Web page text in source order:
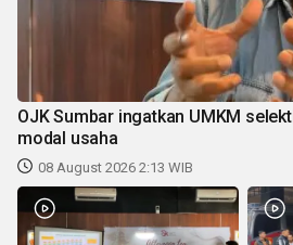
OJK Sumbar ingatkan UMKM
modal usaha
08 August 2026 2:13 WIB